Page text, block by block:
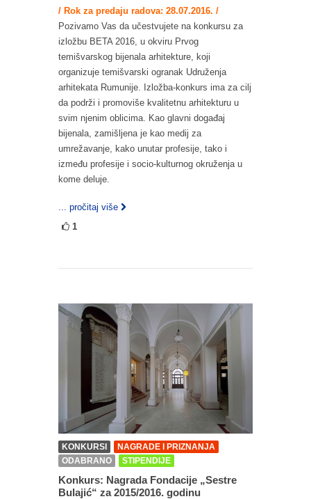
/ Rok za predaju radova: 28.07.2016. /
Pozivamo Vas da učestvujete na konkursu za
izložbu BETA 2016, u okviru Prvog
temišvarskog bijenala arhitekture, koji
organizuje temišvarski ogranak Udruženja
arhitekata Rumunije. Izložba-konkurs ima za cilj
da podrži i promoviše kvalitetnu arhitekturu u
svim njenim oblicima. Kao glavni događaj
bijenala, zamišljena je kao medij za
umrežavanje, kako unutar profesije, tako i
između profesije i socio-kulturnog okruženja u
kome deluje.
... pročitaj više
1
KONKURSI
NAGRADE I PRIZNANJA
ODABRANO
STIPENDIJE
Konkurs: Nagrada Fondacije „Sestre
Bulajić“ za 2015/2016. godinu